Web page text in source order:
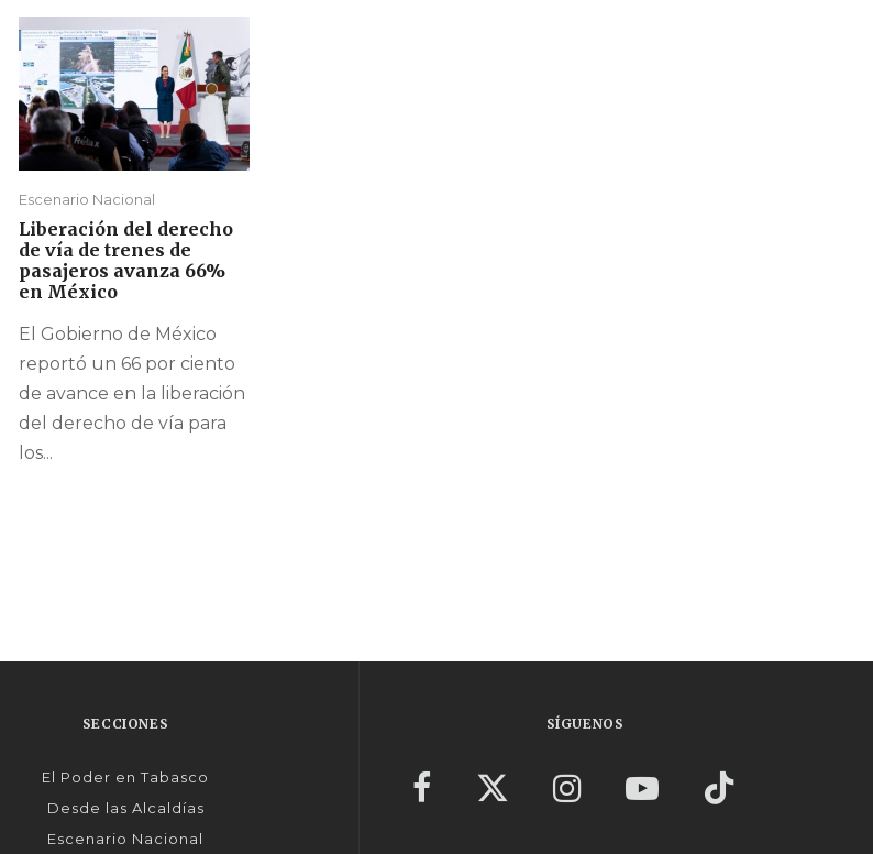
Escenario Nacional
Liberación del derecho
de vía de trenes de
pasajeros avanza 66%
en México
El Gobierno de México
reportó un 66 por ciento
de avance en la liberación
del derecho de vía para
los...
SECCIONES
El Poder en Tabasco
Desde las Alcaldías
Escenario Nacional
SÍGUENOS